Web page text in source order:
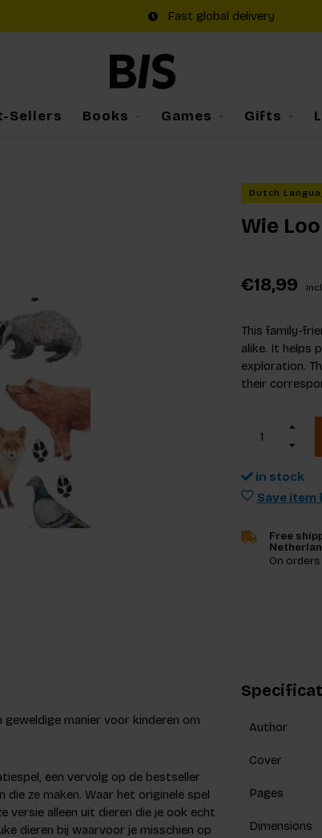
Fast global delivery
Sellers Books Games Gifts
Dutch
Wie
€18,99
This family-
alike. It helps
exploration.
their
in stock
Save item
Free
On
geweldige manier voor kinderen om
een vervolg op de bestseller
ze maken. Waar het originele spel
versie alleen uit dieren die je ook echt
dieren bij waarvoor je misschien op
Author
Cover
Pages
Dimensions